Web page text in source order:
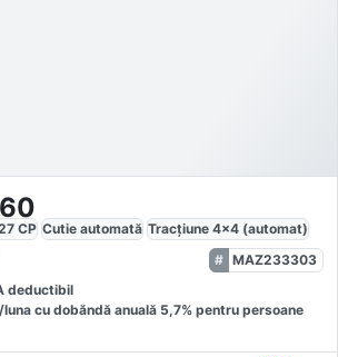
CP Cutie automată Tracțiune 4x4 (automat)
MAZ233303
deductibil
lunacu dobăndă anuală 5,7% pentru persoane